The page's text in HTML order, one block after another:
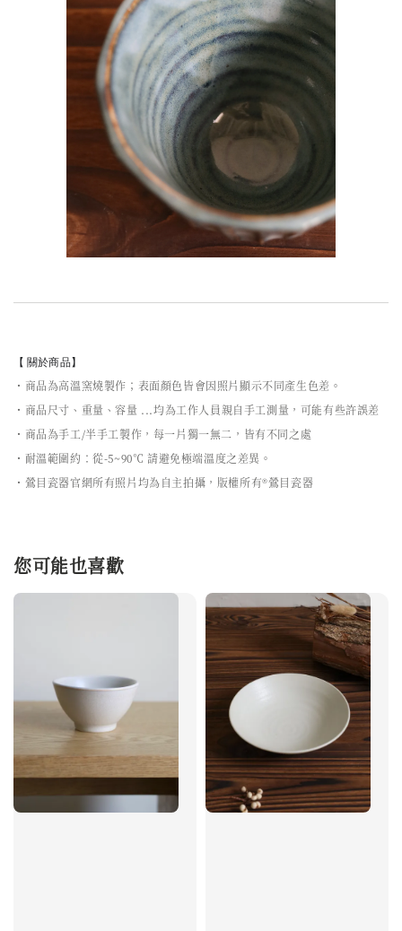
【 關於商品】
・商品為高溫窯燒製作；表面顏色皆會因照片顯示不同產生色差。
・商品尺寸、重量、容量 ...均為工作人員親自手工測量，可能有些許誤差
・商品為手工/半手工製作，每一片獨一無二，皆有不同之處
・耐溫範圍約：從-5~90℃ 請避免極端溫度之差異。
・鶯目瓷器官網所有照片均為自主拍攝，版權所有®鶯目瓷器
您可能也喜歡